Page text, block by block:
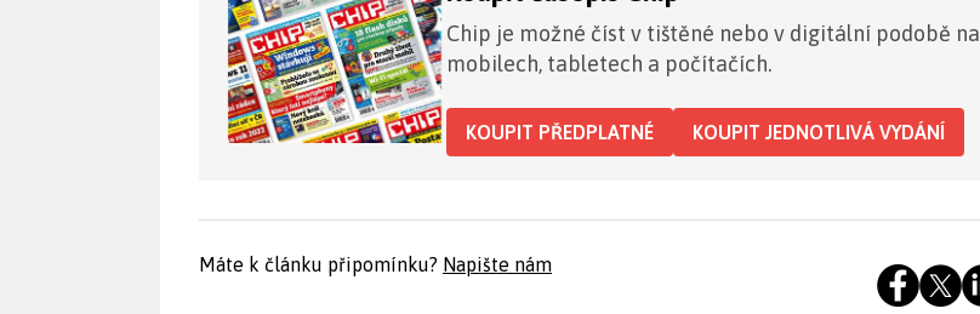
Chip je možné číst v tištěné nebo v digitální podobě na
mobilech, tabletech a počítačích.
KOUPIT PŘEDPLATNÉ KOUPIT JEDNOTLIVÁ VYDÁNÍ
Máte k článku připomínku? Napište nám